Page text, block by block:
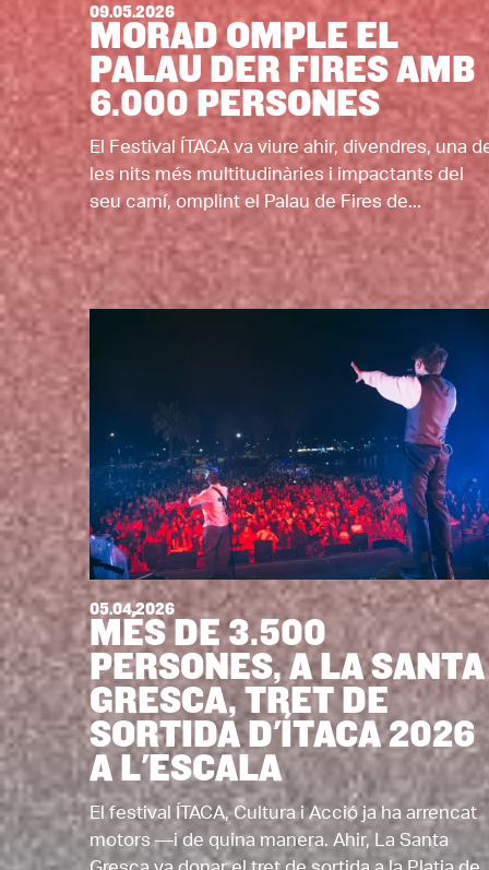
09.05.2026
MORAD OMPLE EL
PALAU DER FIRES AMB
6.000 PERSONES
El Festival ÍTACA va viure ahir, divendres, una
les nits més multitudinàries i impactants del
seu camí, omplint el Palau de Fires de...
05.04.2026
MÉS DE 3.500
PERSONES, A LA SANTA
GRESCA, TRET DE
SORTIDA D'ÍTACA 2026
A L'ESCALA
El festival ÍTACA, Cultura i Acció ja ha arrencat
motors —i de quina manera. Ahir, La Santa